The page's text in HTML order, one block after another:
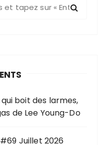
qui boit des larmes,
de Lee Young-Do
Juillet 2026